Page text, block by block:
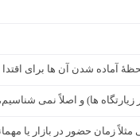
آماده شدن آن ها برای اقتدا
ها) و اصلاً نمی شناسیم،
زمان حضور در بازار یا